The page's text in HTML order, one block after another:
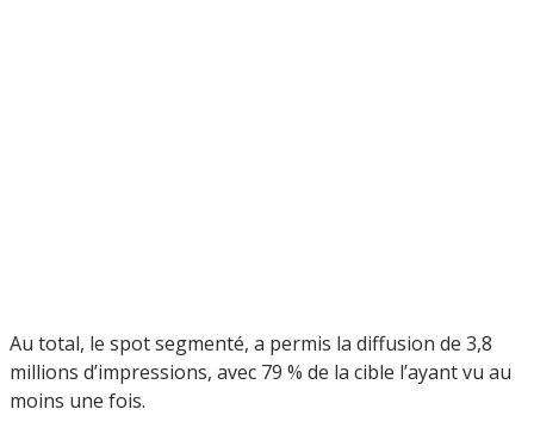
Au total, le spot segmenté, a permis la diffusion de 3,8
millions d’impressions, avec 79 % de la cible l’ayant vu au
moins une fois.